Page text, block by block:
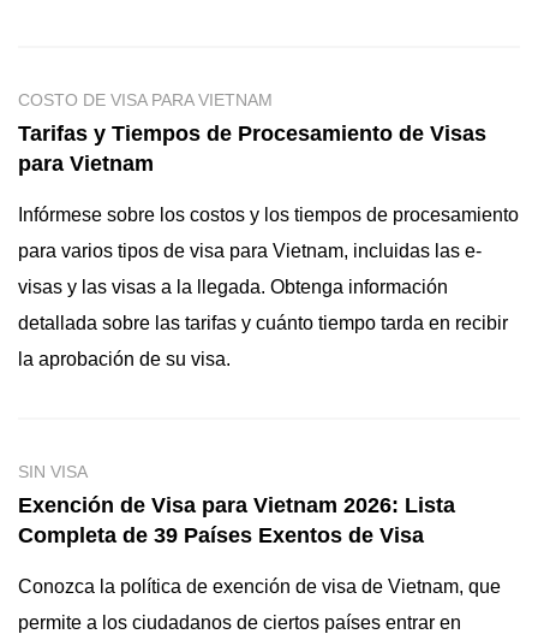
COSTO DE VISA PARA VIETNAM
Tarifas y Tiempos de Procesamiento de Visas
para Vietnam
Infórmese sobre los costos y los tiempos de procesamiento
para varios tipos de visa para Vietnam, incluidas las e-
visas y las visas a la llegada. Obtenga información
detallada sobre las tarifas y cuánto tiempo tarda en recibir
la aprobación de su visa.
SIN VISA
Exención de Visa para Vietnam 2026: Lista
Completa de 39 Países Exentos de Visa
Conozca la política de exención de visa de Vietnam, que
permite a los ciudadanos de ciertos países entrar en